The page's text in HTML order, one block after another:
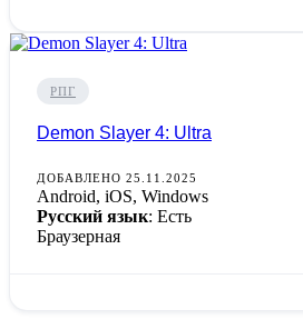
РПГ
Demon Slayer 4: Ultra
ДОБАВЛЕНО 25.11.2025
Android, iOS, Windows
Русский язык: Есть
Браузерная